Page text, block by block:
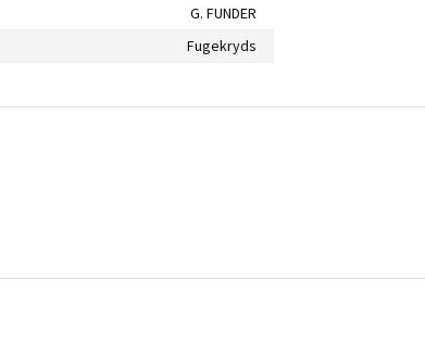
G. FUNDER
Fugekryds